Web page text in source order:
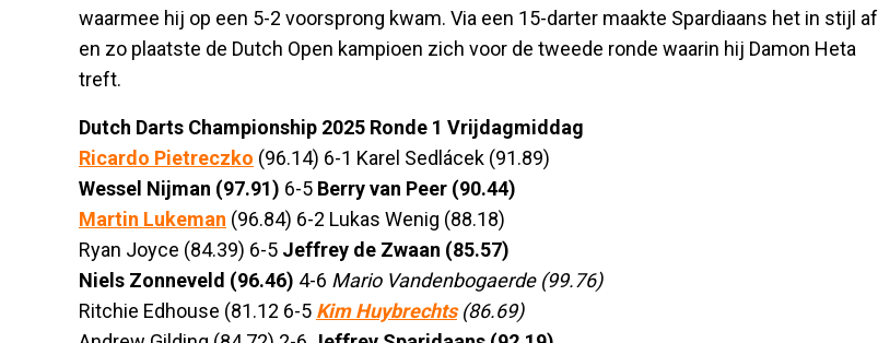
waarmee hij op een 5-2 voorsprong kwam. Via een 15-darter maakte Spardiaans het in stijl af
en zo plaatste de Dutch Open kampioen zich voor de tweede ronde waarin hij Damon Heta
treft.
Dutch Darts Championship 2025 Ronde 1 Vrijdagmiddag
Ricardo Pietreczko (96.14) 6-1 Karel Sedlácek (91.89)
Wessel Nijman (97.91) 6-5 Berry van Peer (90.44)
Martin Lukeman (96.84) 6-2 Lukas Wenig (88.18)
Ryan Joyce (84.39) 6-5 Jeffrey de Zwaan (85.57)
Niels Zonneveld (96.46) 4-6 Mario Vandenbogaerde (99.76)
Ritchie Edhouse (81.12 6-5 Kim Huybrechts(86.69)